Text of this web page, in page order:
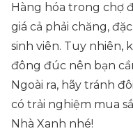
Hàng hóa trong chợ
giá cả phải chăng,
sinh viên. Tuy nhiên,
đông đúc nên bạn
Ngoài ra, hãy tránh
có trải nghiệm mua
Nhà Xanh nhé!